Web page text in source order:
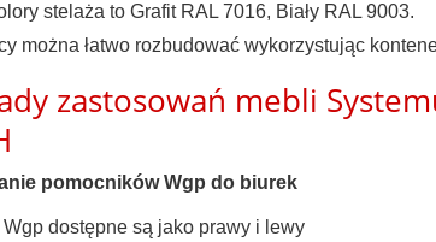
stelaża to Grafit RAL 7016, Biały RAL 9003.
można łatwo rozbudować wykorzystując
zastosowań mebli
pomocników Wgp do biurek
dostępne są jako prawy i lewy